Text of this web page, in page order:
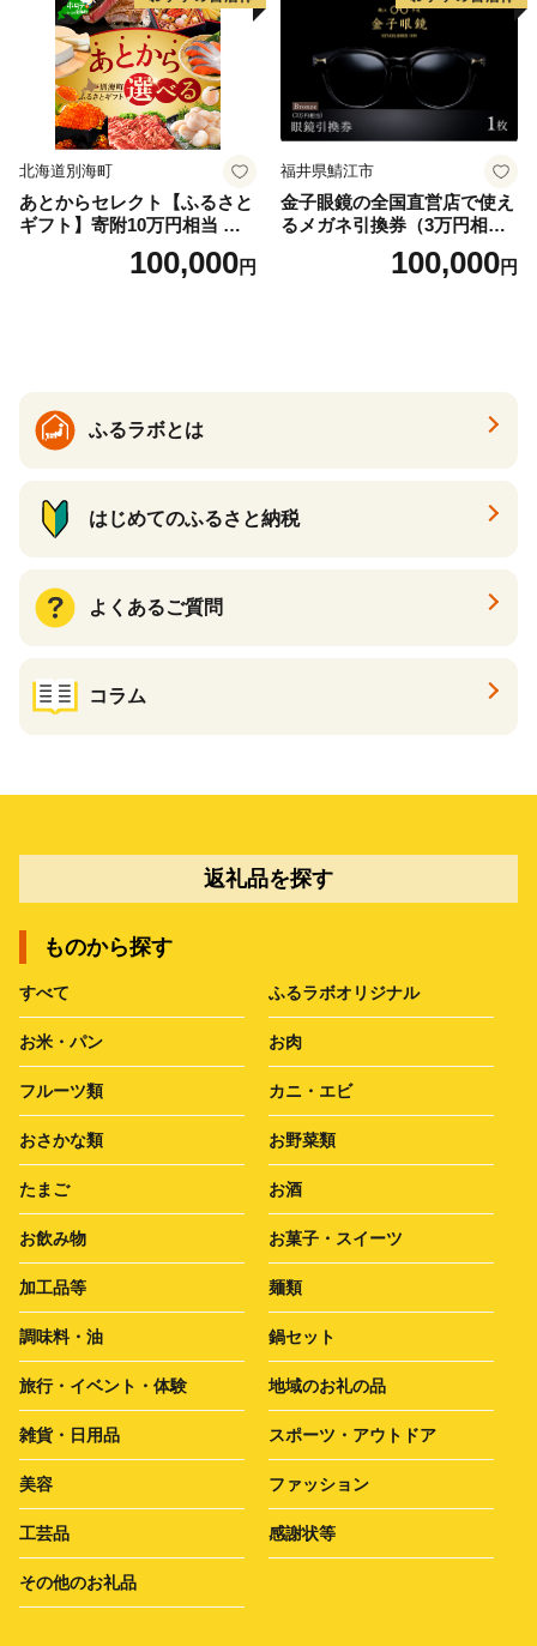
北海道別海町
あとからセレクト【ふるさと
ギフト】寄附10万円相当 あ
とから選べる！ ギフト いく
ら ほたて 海鮮 牛肉 別海町
ギフト ふるさと納税 ）
100,000円
福井県鯖江市
金子眼鏡の全国直営店で使え
るメガネ引換券（3万円相
100,000円
ふるラボとは
はじめてのふるさと納税
よくあるご質問
コラム
返礼品を探す
ものから探す
すべて ふるラボオリジナル
お米・パン お肉
フルーツ類 カニ・エビ
おさかな類 お野菜類
たまご お酒
お飲み物 お菓子・スイーツ
加工品等 麺類
調味料・油 鍋セット
旅行・イベント・体験 地域のお礼の品
雑貨・日用品 スポーツ・アウトドア
美容 ファッション
工芸品 感謝状等
その他のお礼品